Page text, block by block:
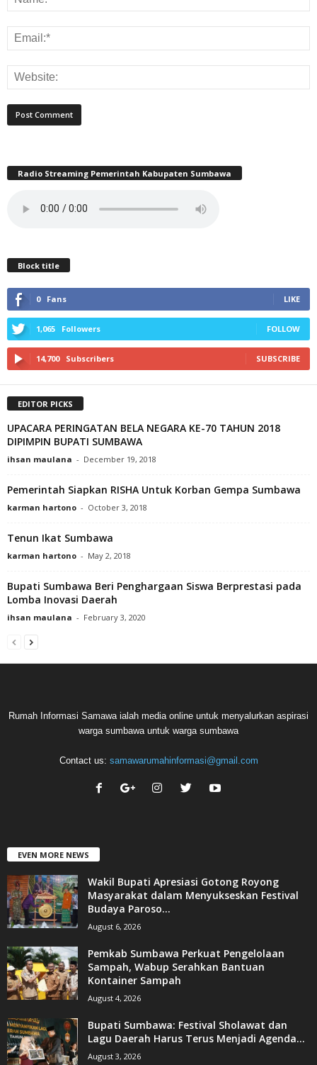
Radio Streaming Pemerintah Kabupaten Sumbawa
Block title
0 Fans LIKE
1,065 Followers FOLLOW
14,700 Subscribers SUBSCRIBE
EDITOR PICKS
UPACARA PERINGATAN BELA NEGARA KE-70 TAHUN 2018
DIPIMPIN BUPATI SUMBAWA
ihsan maulana - December 19, 2018
Pemerintah Siapkan RISHA Untuk Korban Gempa Sumbawa
karman hartono - October 3, 2018
Tenun Ikat Sumbawa
karman hartono - May 2, 2018
Bupati Sumbawa Beri Penghargaan Siswa Berprestasi pada
Lomba Inovasi Daerah
ihsan maulana - February 3, 2020
Rumah Informasi Samawa ialah media online untuk menyalurkan aspirasi
warga sumbawa untuk warga sumbawa
Contact us: samawarumahinformasi@gmail.com
EVEN MORE NEWS
Wakil Bupati Apresiasi Gotong Royong
Masyarakat dalam Menyukseskan Festival
Budaya Paroso...
August 6, 2026
Pemkab Sumbawa Perkuat Pengelolaan
Sampah, Wabup Serahkan Bantuan
Kontainer Sampah
August 4, 2026
Bupati Sumbawa: Festival Sholawat dan
Lagu Daerah Harus Terus Menjadi Agenda...
August 3, 2026